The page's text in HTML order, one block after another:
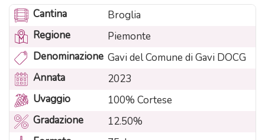
Cantina
Broglia
Regione
Piemonte
Denominazione Gavi del Comune di Gavi DOCG
Annata
2023
Uvaggio
100% Cortese
Gradazione
12.50%